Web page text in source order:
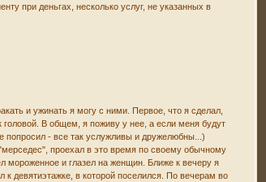
при деньгах, несколько услуг, не указанных в
и ужинать я могу с ними. Первое, что я сделал,
В общем, я поживу у нее, а если меня будут
попросил - все так услужливы и дружелюбны...)
проехал в это время по своему обычному
мороженное и глазел на женщин. Ближе к вечеру я
к девятиэтажке, в которой поселился. По вечерам во